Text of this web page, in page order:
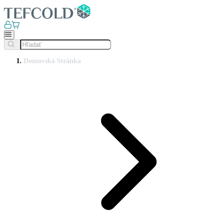
Domovská Stránka